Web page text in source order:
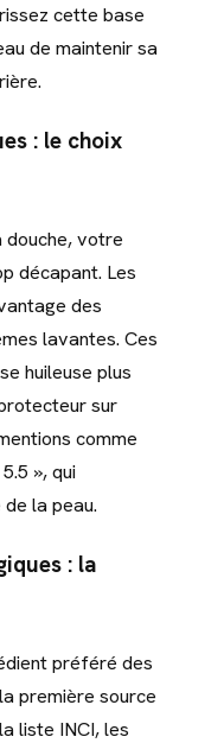
cette base
de maintenir sa
: le choix
votre
décapant. Les
des
lavantes. Ces
huileuse plus
sur
comme
», qui
la peau.
: la
préféré des
première source
liste INCI, les